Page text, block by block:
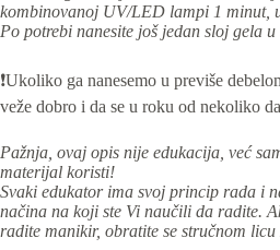
kombinovanoj UV/LED lampi 1 minut,
Po potrebi nanesite još jedan sloj gela
❗Ukoliko ga nanesemo u previše
veže dobro i da se u roku od nekoliko
Pažnja, ovaj opis nije edukacija, već
materijal koristi!
Svaki edukator ima svoj princip rada i
načina na koji ste Vi naučili da radite.
radite manikir, obratite se stručnom licu